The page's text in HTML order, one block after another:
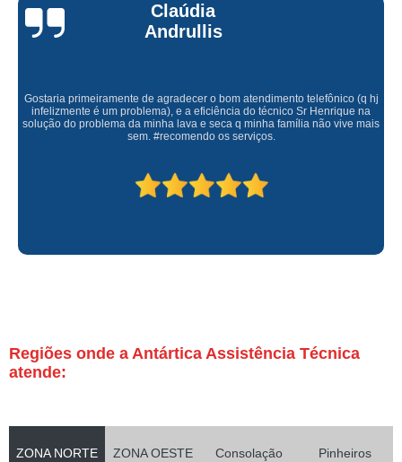
Claúdia
Andrullis
Gostaria primeiramente de agradecer o bom atendimento telefônico (q hj
infelizmente é um problema), e a eficiência do técnico Sr Henrique na
solução do problema da minha lava e seca q minha família não vive mais
sem. #recomendo os serviços.
Regiões onde a Antártica Assistência Técnica
atende:
ZONA NORTE ZONA OESTE Consolação Pinheiros